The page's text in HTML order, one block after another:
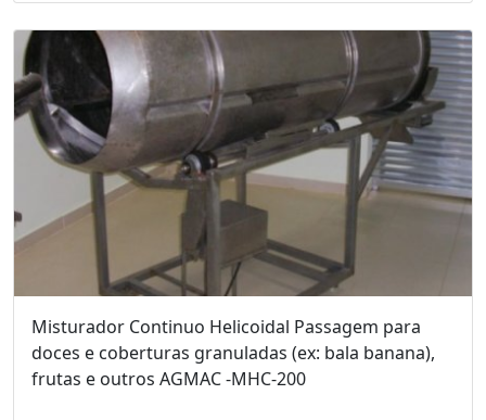
Misturador Continuo Helicoidal Passagem para
doces e coberturas granuladas (ex: bala banana),
frutas e outros AGMAC -MHC-200